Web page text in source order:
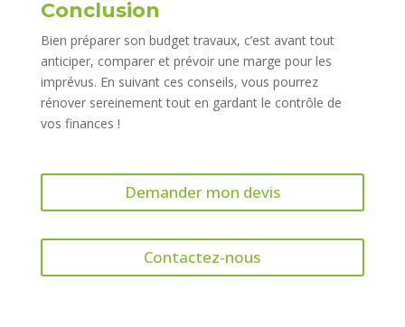
Conclusion
Bien préparer son budget travaux, c’est avant tout
anticiper, comparer et prévoir une marge pour les
imprévus. En suivant ces conseils, vous pourrez
rénover sereinement tout en gardant le contrôle de
vos finances !
Demander mon devis
Contactez-nous